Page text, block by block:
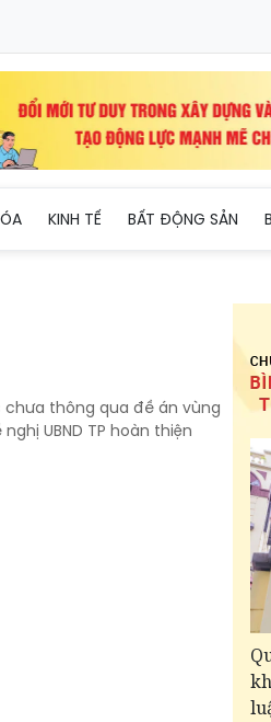
KINH TẾ BẤT ĐỘNG SẢN
chưa thông qua đề án vùng
UBND TP hoàn thiện